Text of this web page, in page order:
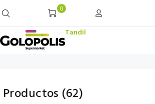
0
Tandil
Productos (62)